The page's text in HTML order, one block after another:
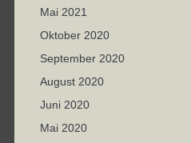
Mai 2021
Oktober 2020
September 2020
August 2020
Juni 2020
Mai 2020